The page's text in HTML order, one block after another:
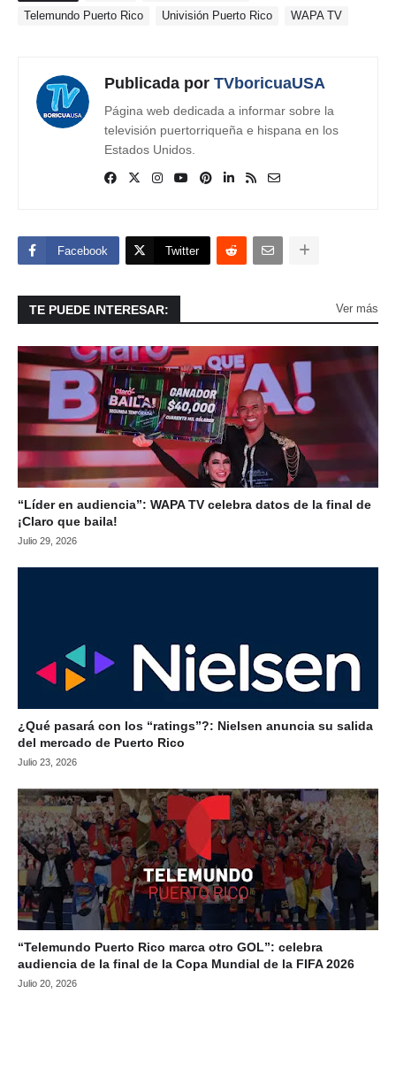
Telemundo Puerto Rico
Univisión Puerto Rico WAPA TV
Publicada por TVboricuaUSA
Página web dedicada a informar sobre la
televisión puertorriqueña e hispana en los
Estados Unidos.
Facebook Twitter
TE PUEDE INTERESAR: Ver más
“Líder en audiencia”: WAPA TV celebra datos de la final de
¡Claro que baila!
Julio 29, 2026
¿Qué pasará con los “ratings”?: Nielsen anuncia su salida
del mercado de Puerto Rico
Julio 23, 2026
“Telemundo Puerto Rico marca otro GOL”: celebra
audiencia de la final de la Copa Mundial de la FIFA 2026
Julio 20, 2026